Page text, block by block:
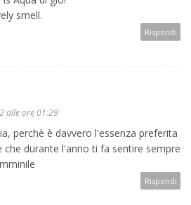
smell.
Rispondi
alle ore 01:29
perchè è davvero l'essenza preferita
che durante l'anno ti fa sentire sempre
Rispondi